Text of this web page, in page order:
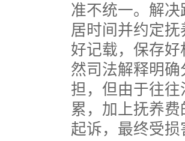
准不统一。解
居时间并约定
好记载，保存
然司法解释明
担，但由于往
累，加上抚养
起诉，最终受